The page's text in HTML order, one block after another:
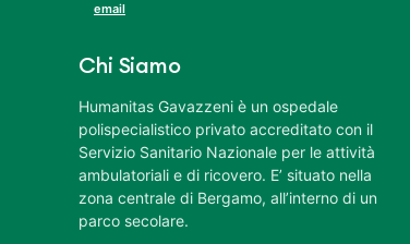
email
Chi Siamo
Humanitas Gavazzeni è un ospedale
polispecialistico privato accreditato con il
Servizio Sanitario Nazionale per le attività
ambulatoriali e di ricovero. E’ situato nella
zona centrale di Bergamo, all’interno di un
parco secolare.